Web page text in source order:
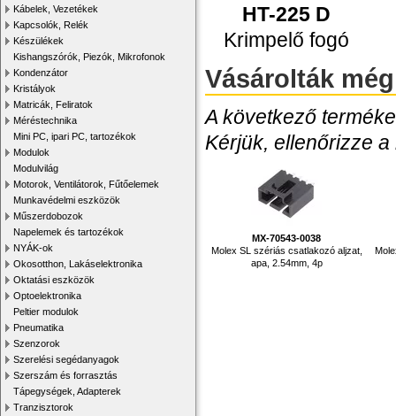
Kábelek, Vezetékek
Kapcsolók, Relék
Készülékek
Kishangszórók, Piezók, Mikrofonok
Kondenzátor
Kristályok
Matricák, Feliratok
Méréstechnika
Mini PC, ipari PC, tartozékok
Modulok
Modulvilág
Motorok, Ventilátorok, Fűtőelemek
Munkavédelmi eszközök
Műszerdobozok
Napelemek és tartozékok
NYÁK-ok
Okosotthon, Lakáselektronika
Oktatási eszközök
Optoelektronika
Peltier modulok
Pneumatika
Szenzorok
Szerelési segédanyagok
Szerszám és forrasztás
Tápegységek, Adapterek
Tranzisztorok
HT-225 D
Krimpelő fogó
Vásárolták még
A következő
Kérjük, ellenőrizze
MX-70543-0038
Molex SL szériás csatlakozó aljzat,
apa, 2.54mm, 4p